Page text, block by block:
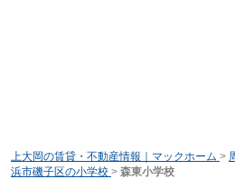
上大岡の賃貸・不動産情報｜マックホーム >
浜市磯子区の小学校 > 森東小学校